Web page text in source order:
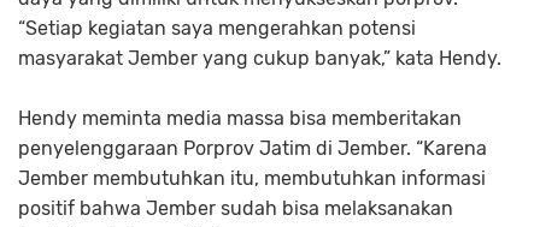
“Setiap kegiatan saya mengerahkan potensi
masyarakat Jember yang cukup banyak,” kata Hendy.
Hendy meminta media massa bisa memberitakan
penyelenggaraan Porprov Jatim di Jember. “Karena
Jember membutuhkan itu, membutuhkan informasi
positif bahwa Jember sudah bisa melaksanakan